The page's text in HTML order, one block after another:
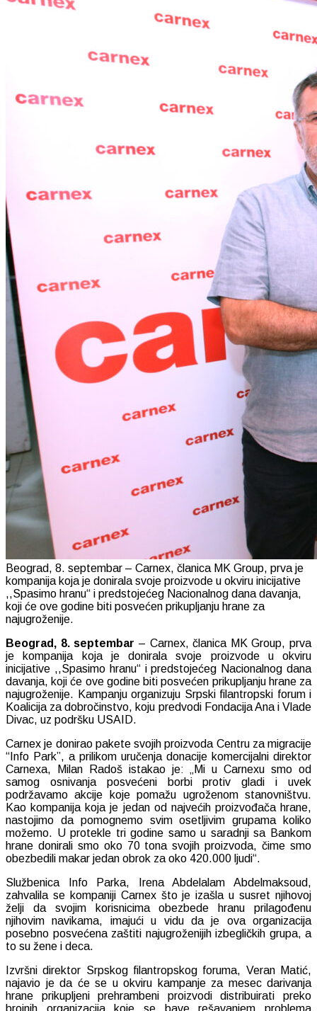
Beograd, 8. septembar – Carnex, članica MK Group, prva je
kompanija koja je donirala svoje proizvode u okviru inicijative
,,Spasimo hranu“ i predstojećeg Nacionalnog dana davanja,
koji će ove godine biti posvećen prikupljanju hrane za
najugroženije.
Beograd, 8. septembar – Carnex, članica MK Group, prva
je kompanija koja je donirala svoje proizvode u okviru
inicijative ,,Spasimo hranu“ i predstojećeg Nacionalnog dana
davanja, koji će ove godine biti posvećen prikupljanju hrane za
najugroženije. Kampanju organizuju Srpski filantropski forum i
Koalicija za dobročinstvo, koju predvodi Fondacija Ana i Vlade
Divac, uz podršku USAID.
Carnex je donirao pakete svojih proizvoda Centru za migracije
“Info Park”, a prilikom uručenja donacije komercijalni direktor
Carnexa, Milan Radoš istakao je: „Mi u Carnexu smo od
samog osnivanja posvećeni borbi protiv gladi i uvek
podržavamo akcije koje pomažu ugroženom stanovništvu.
Kao kompanija koja je jedan od najvećih proizvođača hrane,
nastojimo da pomognemo svim osetljivim grupama koliko
možemo. U protekle tri godine samo u saradnji sa Bankom
hrane donirali smo oko 70 tona svojih proizvoda, čime smo
obezbedili makar jedan obrok za oko 420.000 ljudi“.
Službenica Info Parka, Irena Abdelalam Abdelmaksoud,
zahvalila se kompaniji Carnex što je izašla u susret njihovoj
želji da svojim korisnicima obezbede hranu prilagođenu
njihovim navikama, imajući u vidu da je ova organizacija
posebno posvećena zaštiti najugroženijih izbegličkih grupa, a
to su žene i deca.
Izvršni direktor Srpskog filantropskog foruma, Veran Matić,
najavio je da će se u okviru kampanje za mesec darivanja
hrane prikupljeni prehrambeni proizvodi distribuirati preko
brojnih organizacija koje se bave rešavanjem problema